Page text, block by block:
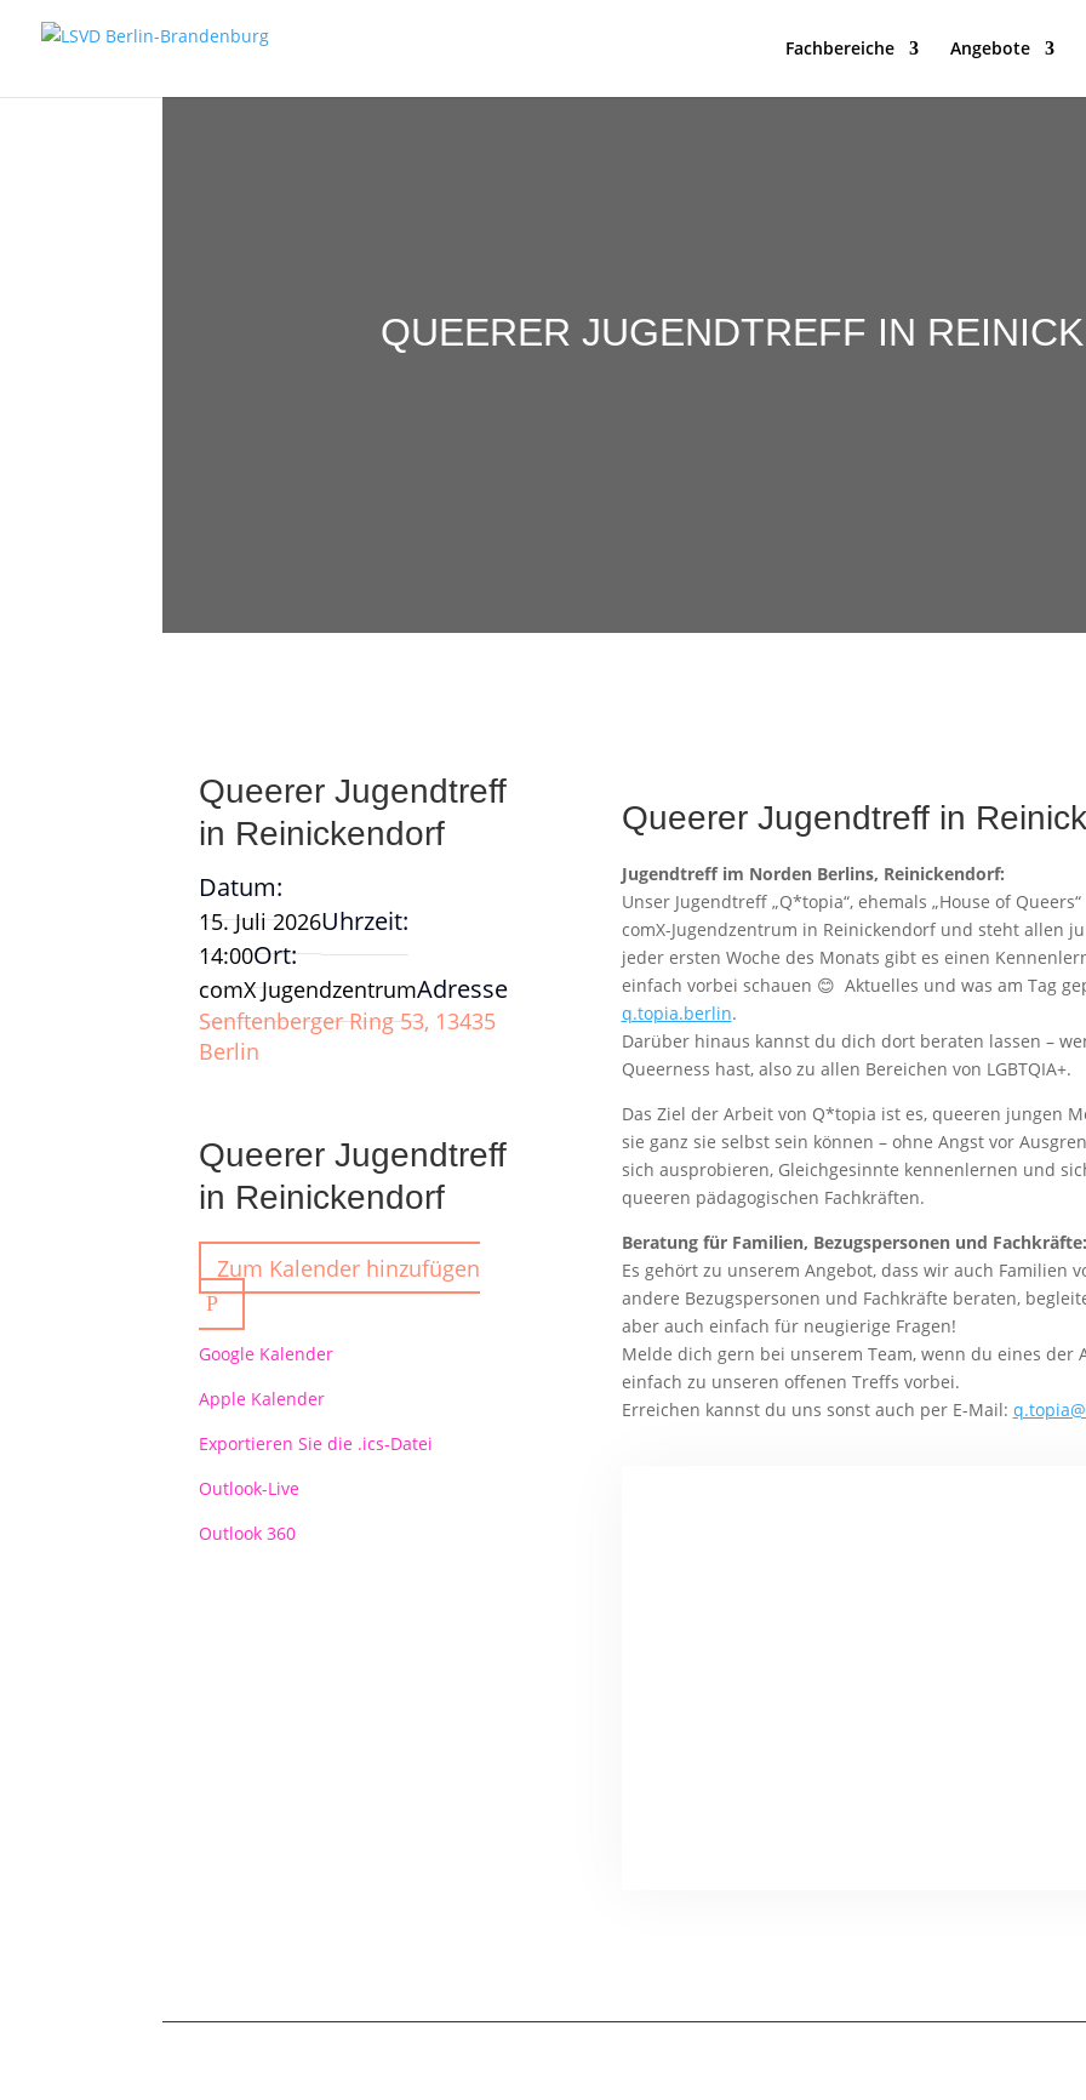
Fachbereiche Angebote
QUEERER JUGENDTREFF IN
Queerer Jugendtreff
in Reinickendorf
Datum:
15. Juli 2026Uhrzeit:
14:00Ort:
comX JugendzentrumAdresse
Senftenberger Ring 53, 13435
Berlin
Queerer Jugendtreff
in Reinickendorf
Zum Kalender hinzufügen
Google Kalender
Apple Kalender
Exportieren Sie die .ics-Datei
Outlook-Live
Outlook 360
Queerer Jugendtreff in
Jugendtreff im Norden Berlins, Reinickendorf:
Unser Jugendtreff „Q*topia“, ehemals „House of
comX-Jugendzentrum in Reinickendorf und steht allen
jeder ersten Woche des Monats gibt es einen
einfach vorbei schauen 😊 Aktuelles und was am Tag
q.topia.berlin.
Darüber hinaus kannst du dich dort beraten lassen –
Queerness hast, also zu allen Bereichen von LGBTQIA+.
Das Ziel der Arbeit von Q*topia ist es, queeren jungen
sie ganz sie selbst sein können – ohne Angst vor
sich ausprobieren, Gleichgesinnte kennenlernen und
queeren pädagogischen Fachkräften.
Beratung für Familien, Bezugspersonen und Fachkräfte:
Es gehört zu unserem Angebot, dass wir auch Familien
andere Bezugspersonen und Fachkräfte beraten,
aber auch einfach für neugierige Fragen!
Melde dich gern bei unserem Team, wenn du eines der
einfach zu unseren offenen Treffs vorbei.
Erreichen kannst du uns sonst auch per E-Mail: